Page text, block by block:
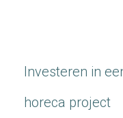
Investeren in
horeca project